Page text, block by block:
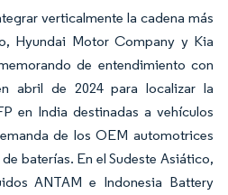
verticalmente la cadena más
Hyundai Motor Company y Kia
de entendimiento con
abril de 2024 para localizar la
en India destinadas a vehículos
de los OEM automotrices
baterías. En el Sudeste Asiático,
ANTAM e Indonesia Battery